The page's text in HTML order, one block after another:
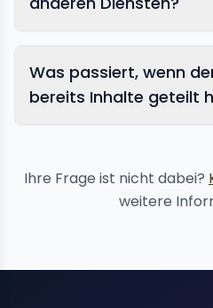
Was passiert, wenn
bereits Inhalte geteilt
Ihre Frage ist nicht dabei?
weitere